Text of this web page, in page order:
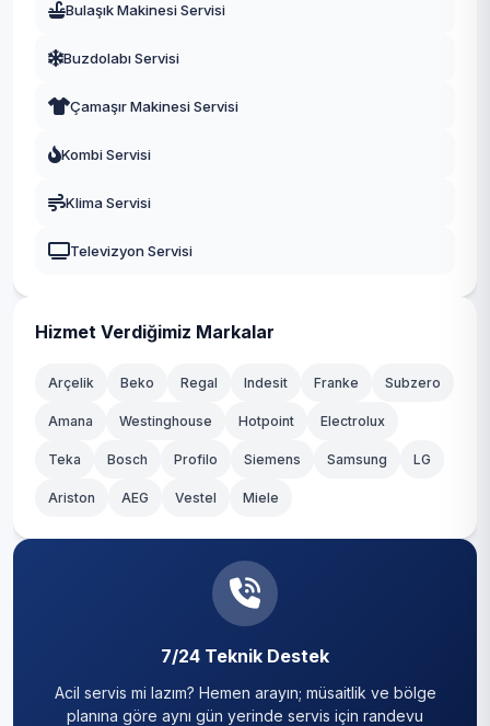
Bulaşık Makinesi Servisi
Buzdolabı Servisi
Çamaşır Makinesi Servisi
Kombi Servisi
Klima Servisi
Televizyon Servisi
Hizmet Verdiğimiz Markalar
Arçelik Beko Regal Indesit Franke Subzero
Amana Westinghouse Hotpoint Electrolux
Teka Bosch Profilo Siemens Samsung LG
Ariston AEG Vestel Miele
7/24 Teknik Destek
Acil servis mi lazım? Hemen arayın; müsaitlik ve bölge
planına göre aynı gün yerinde servis için randevu